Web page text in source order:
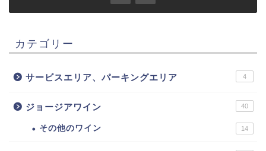
カテゴリー
サービスエリア、パーキングエリア 4
ジョージアワイン 40
その他のワイン 14